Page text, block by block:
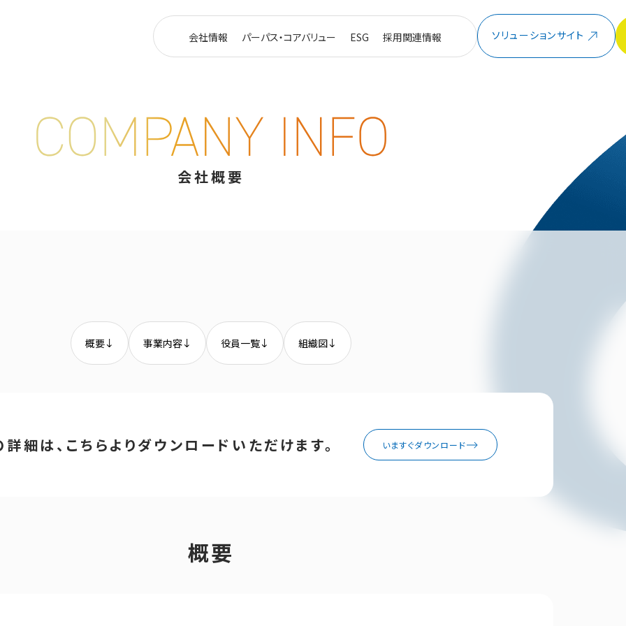
会社情報 パーパス・コアバリュー ESG 採用関連情報 ソリューションサイト
会社概要
会社概要
概要 事業内容 役員一覧 組織図
細は、こちらよりダウンロードいただけます。 いますぐダウンロード
概要